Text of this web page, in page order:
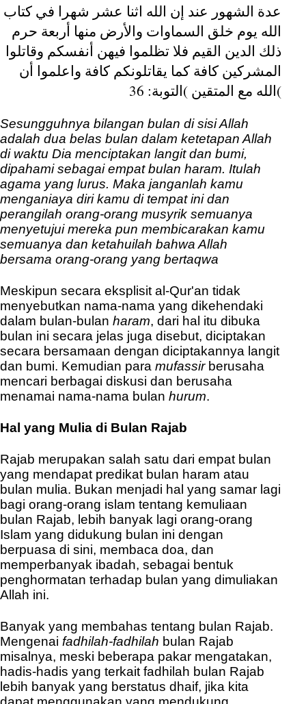
عدة الشهور عند إن الله اثنا عشر شهرا في كتاب
الله يوم خلق السماوات والأرض منها أربعة حرم
ذلك الدين القيم فلا تظلموا فيهن أنفسكم وقاتلوا
المشركين كافة كما يقاتلونكم كافة واعلموا أن
الله مع المتقين)التوبة: 36(
Sesungguhnya bilangan bulan di sisi Allah
adalah dua belas bulan dalam ketetapan Allah
di waktu Dia menciptakan langit dan bumi,
dipahami sebagai empat bulan haram. Itulah
agama yang lurus. Maka janganlah kamu
menganiaya diri kamu di tempat ini dan
perangilah orang-orang musyrik semuanya
menyetujui mereka pun membicarakan kamu
semuanya dan ketahuilah bahwa Allah
bersama orang-orang yang bertaqwa
Meskipun secara eksplisit al-Qur'an tidak
menyebutkan nama-nama yang dikehendaki
dalam bulan-bulan haram, dari hal itu dibuka
bulan ini secara jelas juga disebut, diciptakan
secara bersamaan dengan diciptakannya langit
dan bumi. Kemudian para mufassir berusaha
mencari berbagai diskusi dan berusaha
menamai nama-nama bulan hurum.
Hal yang Mulia di Bulan Rajab
Rajab merupakan salah satu dari empat bulan
yang mendapat predikat bulan haram atau
bulan mulia. Bukan menjadi hal yang samar lagi
bagi orang-orang islam tentang kemuliaan
bulan Rajab, lebih banyak lagi orang-orang
Islam yang didukung bulan ini dengan
berpuasa di sini, membaca doa, dan
memperbanyak ibadah, sebagai bentuk
penghormatan terhadap bulan yang dimuliakan
Allah ini.
Banyak yang membahas tentang bulan Rajab.
Mengenai fadhilah-fadhilah bulan Rajab
misalnya, meski beberapa pakar mengatakan,
hadis-hadis yang terkait fadhilah bulan Rajab
lebih banyak yang berstatus dhaif, jika kita